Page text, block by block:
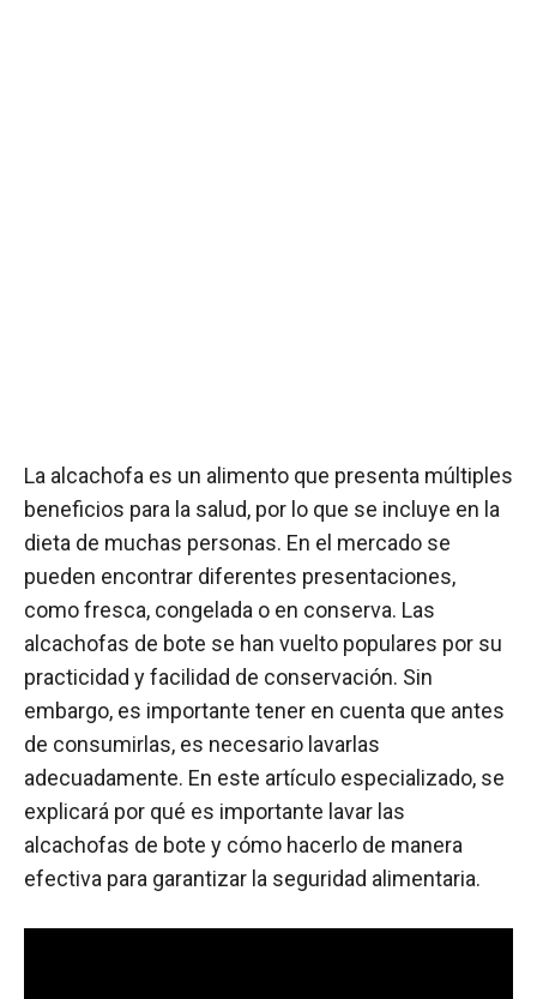
La alcachofa es un alimento que presenta múltiples
beneficios para la salud, por lo que se incluye en la
dieta de muchas personas. En el mercado se
pueden encontrar diferentes presentaciones,
como fresca, congelada o en conserva. Las
alcachofas de bote se han vuelto populares por su
practicidad y facilidad de conservación. Sin
embargo, es importante tener en cuenta que antes
de consumirlas, es necesario lavarlas
adecuadamente. En este artículo especializado, se
explicará por qué es importante lavar las
alcachofas de bote y cómo hacerlo de manera
efectiva para garantizar la seguridad alimentaria.